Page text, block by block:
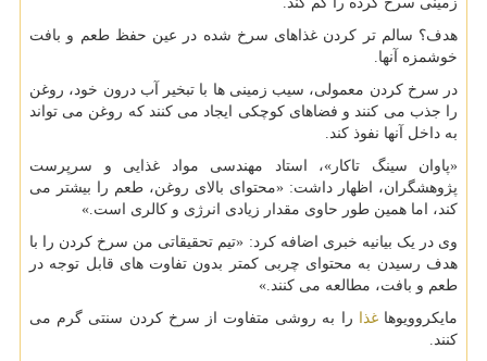
هدف؟ سالم تر کردن غذاهای سرخ شده در عین حفظ طعم و بافت
خوشمزه آنها.
در سرخ کردن معمولی، سیب زمینی ها با تبخیر آب درون خود، روغن
را جذب می کنند و فضاهای کوچکی ایجاد می کنند که روغن می تواند
به داخل آنها نفوذ کند.
«پاوان سینگ تاکار»، استاد مهندسی مواد غذایی و سرپرست
پژوهشگران، اظهار داشت: «محتوای بالای روغن، طعم را بیشتر می
کند، اما همین طور حاوی مقدار زیادی انرژی و کالری است.»
وی در یک بیانیه خبری اضافه کرد: «تیم تحقیقاتی من سرخ کردن را با
هدف رسیدن به محتوای چربی کمتر بدون تفاوت های قابل توجه در
طعم و بافت، مطالعه می کنند.»
مایکروویوهاغذا
را به روشی متفاوت از سرخ کردن سنتی گرم می
کنند.